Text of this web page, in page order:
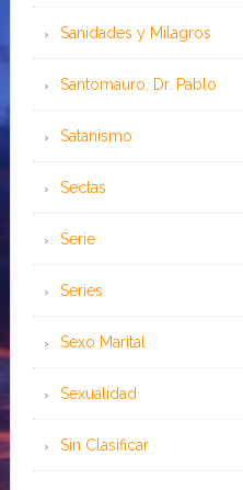
Sanidades y Milagros
Santomauro, Dr. Pablo
Satanismo
Sectas
Serie
Series
Sexo Marital
Sexualidad
Sin Clasificar